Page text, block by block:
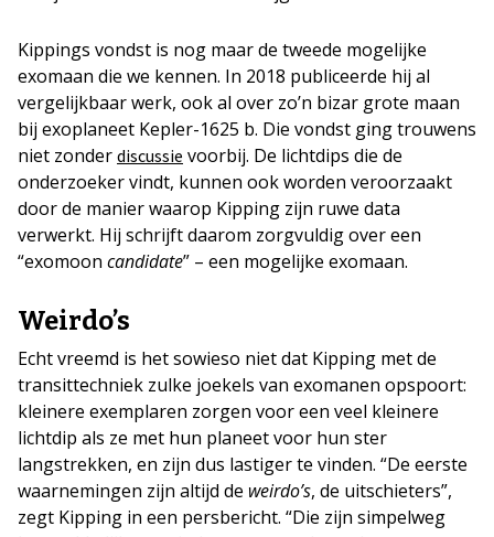
Kippings vondst is nog maar de tweede mogelijke
exomaan die we kennen. In 2018 publiceerde hij al
vergelijkbaar werk, ook al over zo’n bizar grote maan
bij exoplaneet Kepler-1625 b. Die vondst ging trouwens
niet zonder discussie voorbij. De lichtdips die de
onderzoeker vindt, kunnen ook worden veroorzaakt
door de manier waarop Kipping zijn ruwe data
verwerkt. Hij schrijft daarom zorgvuldig over een
“exomoon candidate” – een mogelijke exomaan.
Weirdo’s
Echt vreemd is het sowieso niet dat Kipping met de
transittechniek zulke joekels van exomanen opspoort:
kleinere exemplaren zorgen voor een veel kleinere
lichtdip als ze met hun planeet voor hun ster
langstrekken, en zijn dus lastiger te vinden. “De eerste
waarnemingen zijn altijd de weirdo’s, de uitschieters”,
zegt Kipping in een persbericht. “Die zijn simpelweg